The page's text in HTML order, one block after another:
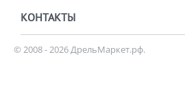
КОНТАКТЫ
© 2008 - 2026 ДрельМаркет.рф.